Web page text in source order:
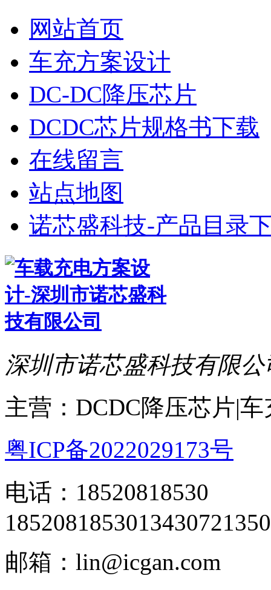
网站首页
车充方案设计
DC-DC降压芯片
DCDC芯片规格书下载
在线留言
站点地图
诺芯盛科技-产品目录
深圳市诺芯盛科技有限公
主营：DCDC降压芯片|
粤ICP备2022029173号
电话：18520818530
1852081853013430721350
邮箱：lin@icgan.com